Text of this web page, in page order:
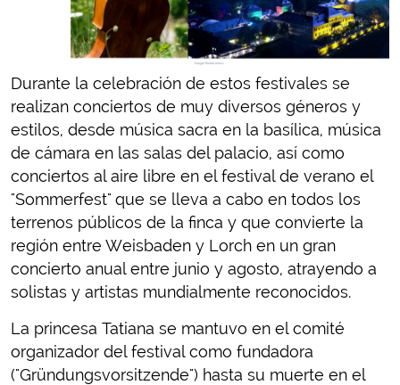
Durante la celebración de estos festivales se
realizan conciertos de muy diversos géneros y
estilos, desde música sacra en la basílica, música
de cámara en las salas del palacio, así como
conciertos al aire libre en el festival de verano el
"Sommerfest" que se lleva a cabo en todos los
terrenos públicos de la finca y que convierte la
región entre Weisbaden y Lorch en un gran
concierto anual entre junio y agosto, atrayendo a
solistas y artistas mundialmente reconocidos.
La princesa Tatiana se mantuvo en el comité
organizador del festival como fundadora
("Gründungsvorsitzende") hasta su muerte en el